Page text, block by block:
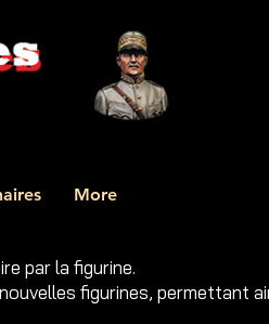
More
par la figurine.
figurines, permettant